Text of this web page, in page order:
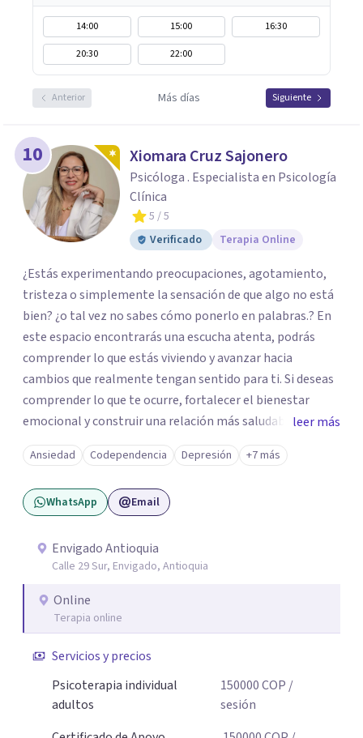
14:00 15:00
16:30
20:30
22:00
Anterior Más días Siguiente
10 Xiomara Cruz Sajonero
Psicóloga . Especialista en Psicología
Clínica
5 / 5
Verificado
Terapia Online
¿Estás experimentando preocupaciones, agotamiento,
tristeza o simplemente la sensación de que algo no está
bien? ¿o tal vez no sabes cómo ponerlo en palabras.? En
este espacio encontrarás una escucha atenta, podrás
comprender lo que estás viviendo y avanzar hacia
cambios que realmente tengan sentido para ti. Si deseas
comprender lo que te ocurre, fortalecer el bienestar
emocional y construir una relación más saludable
contigo mismo y con los demás y sientes que este puede
ser un buen momento para empezar, estaré dispuesta a
acompañarte en ese proceso.
leer más
Ansiedad Codependencia Depresión +7 más
WhatsApp Email
Envigado Antioquia
Calle 29 Sur, Envigado, Antioquia
Online
Terapia online
Servicios y precios
Psicoterapia individual
adultos
150000COP /
sesión